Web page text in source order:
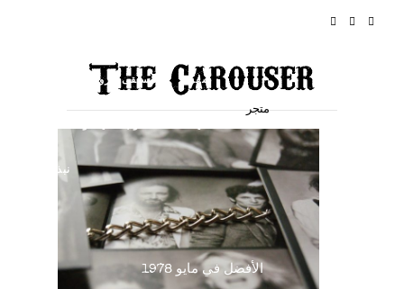
موسيقى الروك أند رول سفر
متجر
نبذة
الأفضل في مايو 1978